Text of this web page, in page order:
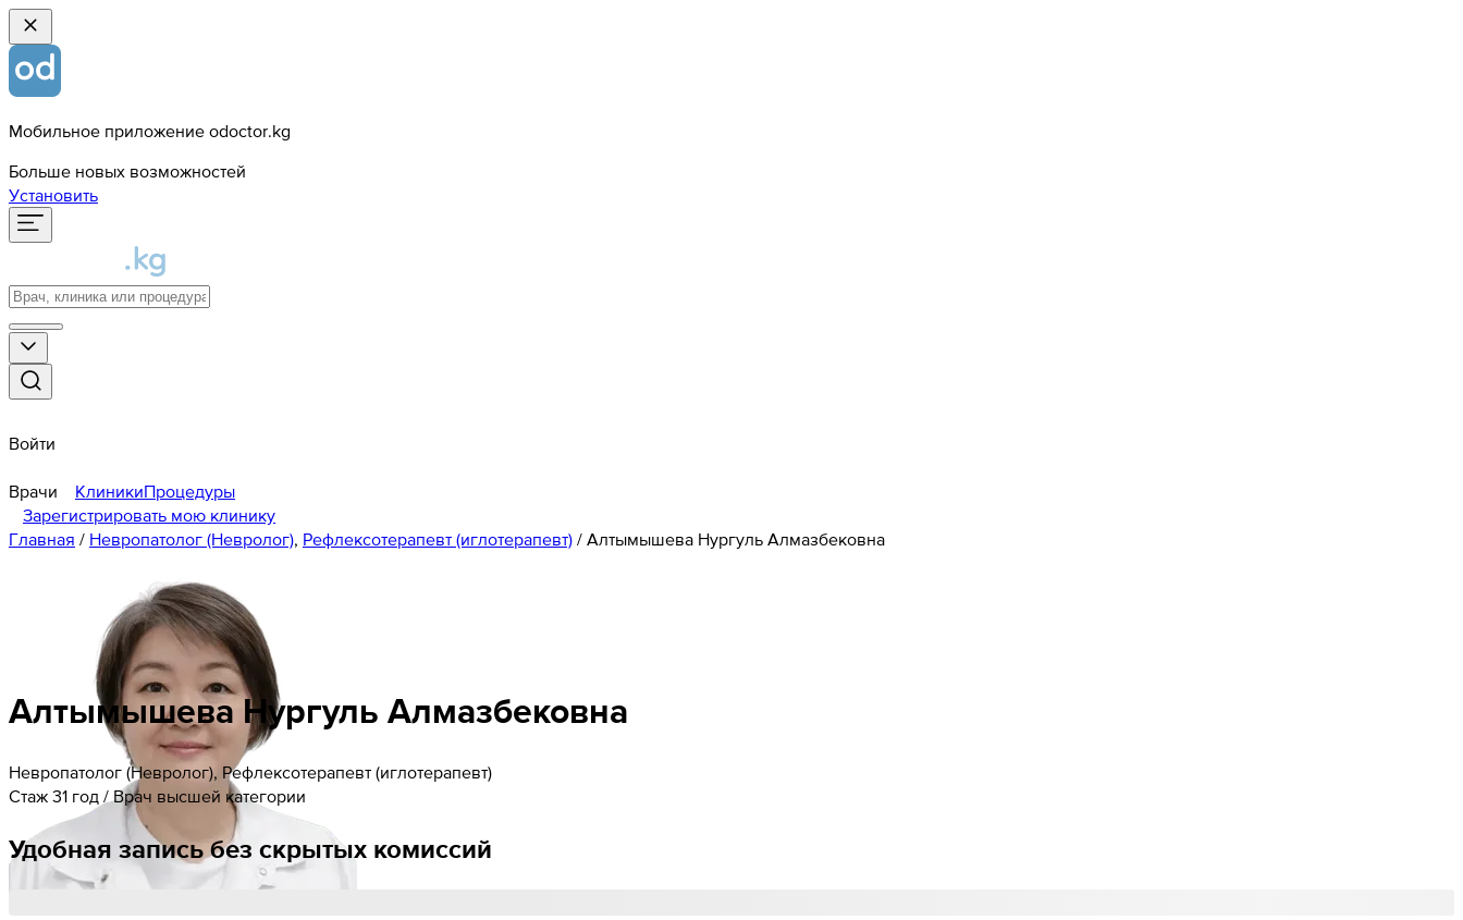
Мобильное приложение odoctor.kg
Больше новых возможностей
Установить
Войти
Врачи КлиникиПроцедуры
Зарегистрировать мою клинику
Главная / Невропатолог (Невролог), Рефлексотерапевт (иглотерапевт) / Алтымышева Нургуль Алмазбековна
АлтымышеваНургульАлмазбековна
Невропатолог (Невролог), Рефлексотерапевт (иглотерапевт)
Стаж 31 год / Врач высшей категории
Удобная запись без скрытых комиссий